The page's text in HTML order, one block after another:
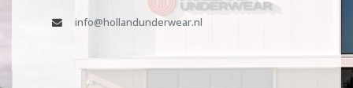
info@hollandunderwear.nl